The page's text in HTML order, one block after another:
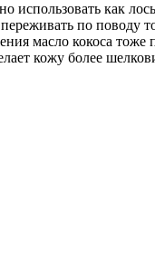
как
по
масло кокоса
кожу более